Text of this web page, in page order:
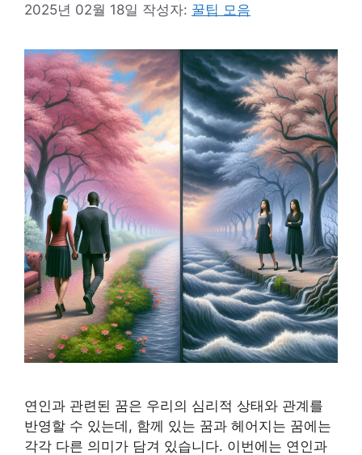
2025년 02월 18일 작성자: 꿀팁 모음
연인과 관련된 꿈은 우리의 심리적 상태와 관계를
반영할 수 있는데, 함께 있는 꿈과 헤어지는 꿈에는
각각 다른 의미가 담겨 있습니다. 이번에는 연인과